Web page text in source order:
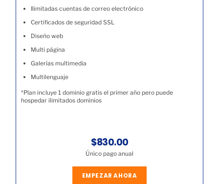
Ilimitadas cuentas de correo electrónico
Certificados de seguridad SSL
Diseño web
Multi página
Galerías multimedia
Multilenguaje
*Plan incluye 1 dominio gratis el primer año pero puede
hospedar ilimitados dominios
$830.00
Único pago anual
EMPEZAR AHORA